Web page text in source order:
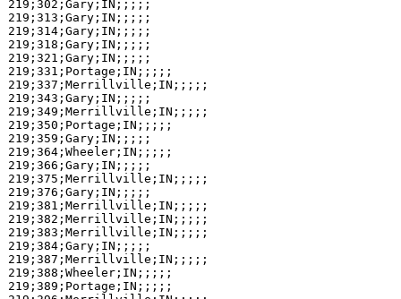
219;302;Gary;IN;;;;;
219;313;Gary;IN;;;;;
219;314;Gary;IN;;;;;
219;318;Gary;IN;;;;;
219;321;Gary;IN;;;;;
219;331;Portage;IN;;;;;
219;337;Merrillville;IN;;;;;
219;343;Gary;IN;;;;;
219;349;Merrillville;IN;;;;;
219;350;Portage;IN;;;;;
219;359;Gary;IN;;;;;
219;364;Wheeler;IN;;;;;
219;366;Gary;IN;;;;;
219;375;Merrillville;IN;;;;;
219;376;Gary;IN;;;;;
219;381;Merrillville;IN;;;;;
219;382;Merrillville;IN;;;;;
219;383;Merrillville;IN;;;;;
219;384;Gary;IN;;;;;
219;387;Merrillville;IN;;;;;
219;388;Wheeler;IN;;;;;
219;389;Portage;IN;;;;;